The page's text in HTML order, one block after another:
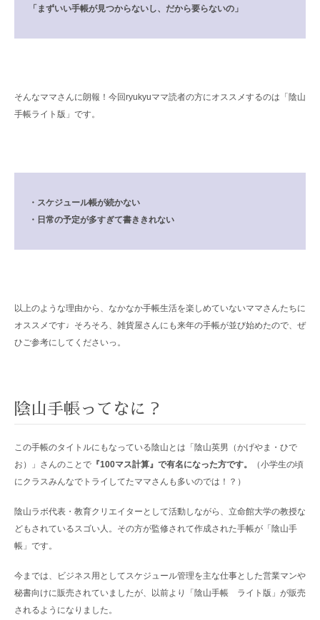
「まずいい手帳が見つからないし、だから要らないの」
そんなママさんに朗報！今回ryukyuママ読者の方にオススメするのは「陰山
手帳ライト版」です。
・スケジュール帳が続かない
・日常の予定が多すぎて書ききれない
以上のような理由から、なかなか手帳生活を楽しめていないママさんたちに
オススメです♩そろそろ、雑貨屋さんにも来年の手帳が並び始めたので、ぜ
ひご参考にしてくださいっ。
陰山手帳ってなに？
この手帳のタイトルにもなっている陰山とは「陰山英男（かげやま・ひで
お）」さんのことで 『100マス計算』で有名になった方です。
（小学生の頃
にクラスみんなでトライしてたママさんも多いのでは！？）
陰山ラボ代表・教育クリエイターとして活動しながら、立命館大学の教授な
どもされているスゴい人。その方が監修されて作成された手帳が「陰山手
帳」です。
今までは、ビジネス用としてスケジュール管理を主な仕事とした営業マンや
秘書向けに販売されていましたが、以前より「陰山手帳 ライト版」が販売
されるようになりました。